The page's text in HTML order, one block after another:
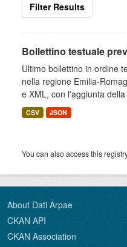
Filter Results
Bollettino testuale
Ultimo bollettino in ordine
nella regione Emilia-
e XML, con l'aggiunta
CSV JSON
You can also access this
About Dati Arpae
CKAN API
CKAN Association